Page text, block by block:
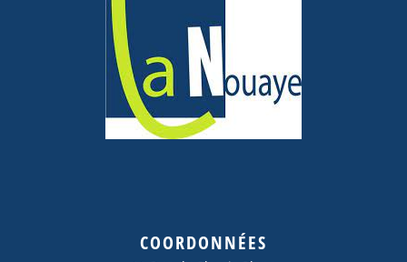
COORDONNÉES